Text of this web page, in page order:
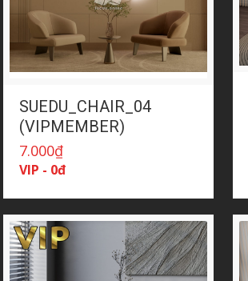
SUEDU_CHAIR_04
(VIPMEMBER)
7.000₫
VIP - 0đ